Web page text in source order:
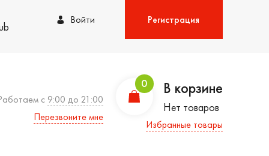
Войти Регистрация
с 9:00 до 21:00
Перезвоните мне
0 В корзине
Нет товаров
Избранные товары